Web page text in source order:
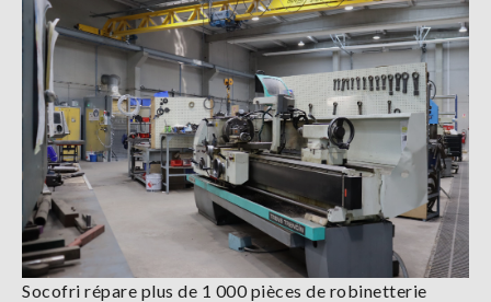
Socofri répare plus de 1 000 pièces de robinetterie